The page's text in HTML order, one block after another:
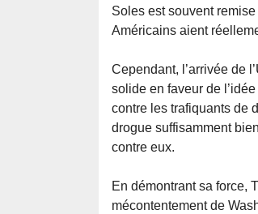
Soles est souvent
Américains aient
Cependant, l’arrivée de
solide en faveur de
contre les trafiquants de
drogue suffisamment
contre eux.
En démontrant sa force,
mécontentement de